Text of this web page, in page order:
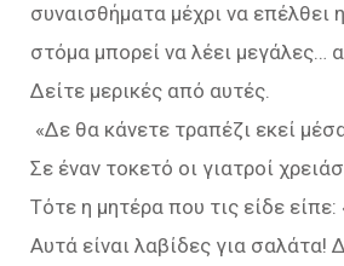
συναισθήματα μέχρι να επέλθει
στόμα μπορεί να λέει μεγάλες…
Δείτε μερικές από αυτές.
«Δε θα κάνετε τραπέζι εκεί
Σε έναν τοκετό οι γιατροί
Τότε η μητέρα που τις είδε είπε:
Αυτά είναι λαβίδες για σαλάτα!